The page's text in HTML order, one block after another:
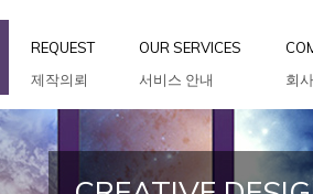
REQUEST
제작의뢰
OUR SERVICES
서비스 안내
회